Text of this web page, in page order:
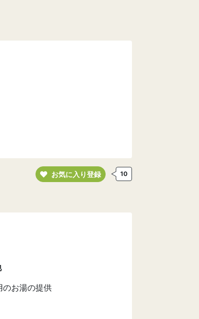
お気に入り登録 10
お湯の提供